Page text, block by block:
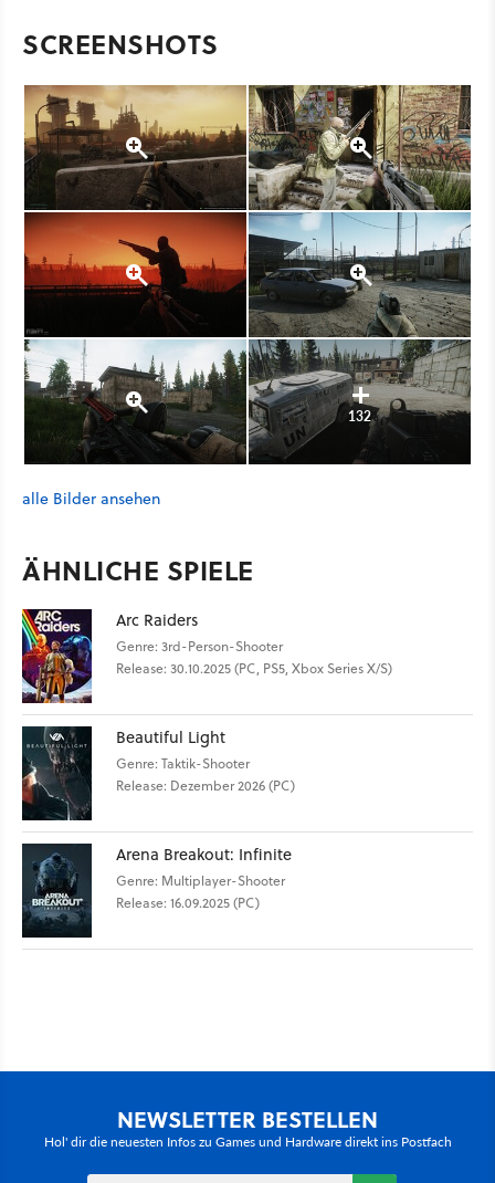
SCREENSHOTS
132
alle Bilder ansehen
ÄHNLICHE SPIELE
Arc Raiders
Genre: 3rd-Person-Shooter
Release: 30.10.2025 (PC, PS5, Xbox Series X/S)
Beautiful Light
Genre: Taktik-Shooter
Release: Dezember 2026 (PC)
Arena Breakout: Infinite
Genre: Multiplayer-Shooter
Release: 16.09.2025 (PC)
NEWSLETTER BESTELLEN
Hol' dir die neuesten Infos zu Games und Hardware direkt ins Postfach